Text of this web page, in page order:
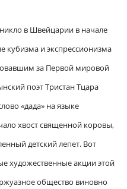
в Швейцарии в начале
кубизма и экспрессионизма
за Первой мировой
поэт Тристан Тцара
«дада» на языке
хвост священной коровы,
детский лепет. Вот
художественные акции этой
общество виновно